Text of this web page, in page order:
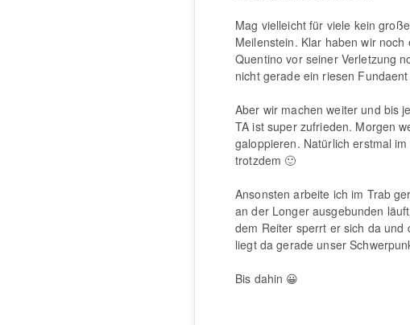
Mag vielleicht für viele kein
Meilenstein. Klar haben wir
Quentino vor seiner Verletzung
nicht gerade ein riesen
Aber wir machen weiter und bis
TA ist super zufrieden. Morgen
galoppieren. Natürlich erstmal
trotzdem 🙂
Ansonsten arbeite ich im Trab
an der Longer ausgebunden
dem Reiter sperrt er sich da
liegt da gerade unser
Bis dahin 😀